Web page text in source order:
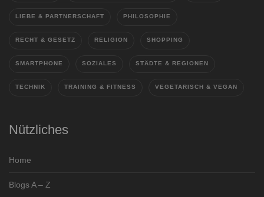
LIEBE & PARTNERSCHAFT PHILOSOPHIE
RECHT & GESETZ RELIGION SHOPPING
SMARTPHONE SOZIALES STÄDTE & REGIONEN
TECHNIK TRAINING & FITNESS VEGETARISCH & VEGAN
Nützliches
Home
Blogs A – Z